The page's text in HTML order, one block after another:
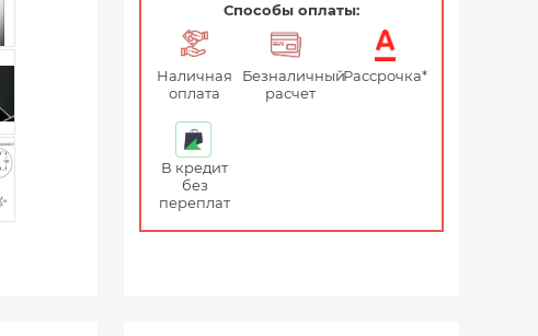
Способы оплаты:
Наличная
оплата
Безналичный
расчет
Рассрочка*
В кредит
без
переплат